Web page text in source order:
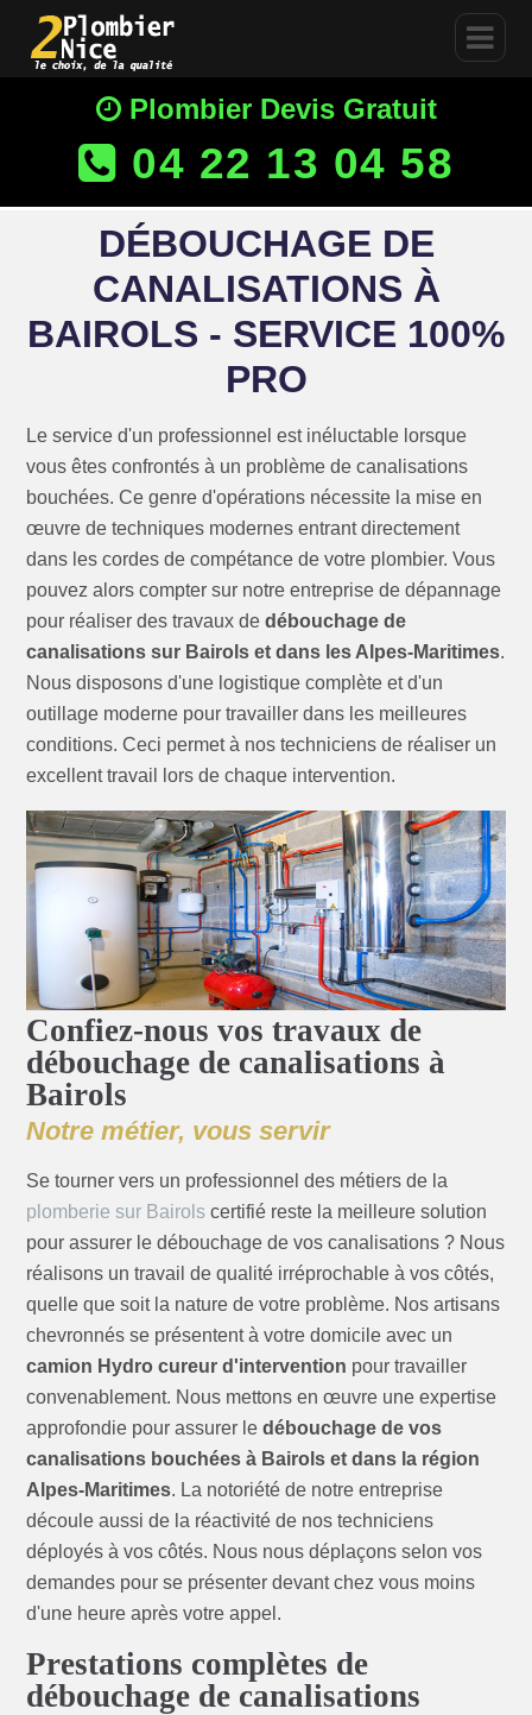
Plombier Devis Gratuit
04 22 13 04 58
DÉBOUCHAGE DE
CANALISATIONS À
BAIROLS - SERVICE 100%
PRO
Le service d'un professionnel est inéluctable lorsque
vous êtes confrontés à un problème de canalisations
bouchées. Ce genre d'opérations nécessite la mise en
œuvre de techniques modernes entrant directement
dans les cordes de compétance de votre plombier. Vous
pouvez alors compter sur notre entreprise de dépannage
pour réaliser des travaux dedébouchage de
canalisations sur Bairols et dans les Alpes-Maritimes.
Nous disposons d'une logistique complète et d'un
outillage moderne pour travailler dans les meilleures
conditions. Ceci permet à nos techniciens de réaliser un
excellent travail lors de chaque intervention.
Confiez-nous vos travaux de
débouchage de canalisations à
Bairols
Notre métier, vous servir
Se tourner vers un professionnel des métiers de la
plomberie sur Bairols certifié reste la meilleure solution
pour assurer le débouchage de vos canalisations ? Nous
réalisons un travail de qualité irréprochable à vos côtés,
quelle que soit la nature de votre problème. Nos artisans
chevronnés se présentent à votre domicile avec un
camion Hydro cureur d'intervention pour travailler
convenablement. Nous mettons en œuvre une expertise
approfondie pour assurer ledébouchage de vos
canalisations bouchées à Bairols et dans la région
Alpes-Maritimes. La notoriété de notre entreprise
découle aussi de la réactivité de nos techniciens
déployés à vos côtés. Nous nous déplaçons selon vos
demandes pour se présenter devant chez vous moins
d'une heure après votre appel.
Prestations complètes de
débouchage de canalisations